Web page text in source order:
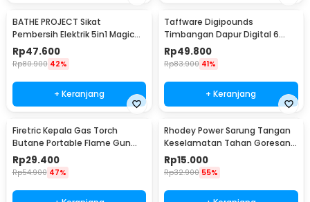
BATHE PROJECT Sikat
Pembersih Elektrik 5in1 Magic
Brush Rechargeable - WQ8110
Rp47.600
Rp80.900 42%
+ Keranjang
Taffware Digipounds
Timbangan Dapur Digital 6
Satuan 1kg 0.1g - i2000
Rp49.800
Rp83.900 41%
+ Keranjang
Firetric Kepala Gas Torch
Butane Portable Flame Gun
Adjustable - 807
Rp29.400
Rp54.900 47%
Rhodey Power Sarung Tangan
Keselamatan Tahan Goresan
Pisau - EN388
Rp15.000
Rp32.900 55%